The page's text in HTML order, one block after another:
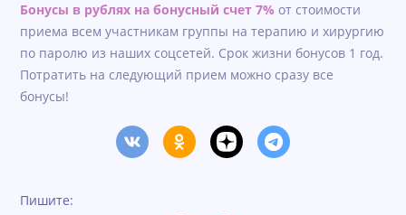
Бонусы в рублях на бонусный счет 7% от стоимости
приема всем участникам группы на терапию и хирургию
по паролю из наших соцсетей. Срок жизни бонусов 1 год.
Потратить на следующий прием можно сразу все
бонусы!
Пишите: